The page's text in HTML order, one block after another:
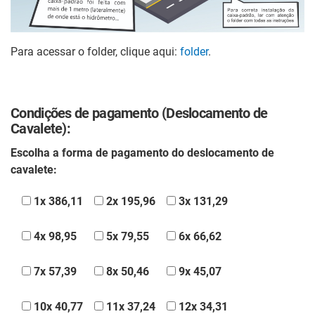
Para acessar o folder, clique aqui: folder.
Condições de pagamento (Deslocamento de
Cavalete):
Escolha a forma de pagamento do deslocamento de
cavalete:
1x 386,11 2x 195,96 3x 131,29
4x 98,95 5x 79,55 6x 66,62
7x 57,39 8x 50,46 9x 45,07
10x 40,77 11x 37,24 12x 34,31